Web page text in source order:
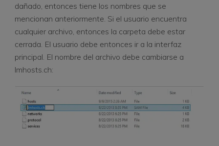
dañado, entonces tiene los nombres que se
mencionan anteriormente. Si el usuario encuentra
cualquier archivo, entonces la carpeta debe estar
cerrada. El usuario debe entonces ir a la interfaz
principal. El nombre del archivo debe cambiarse a
lmhosts.ch: